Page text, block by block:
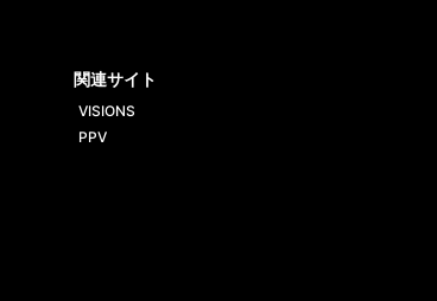
関連サイト
VISIONS
PPV